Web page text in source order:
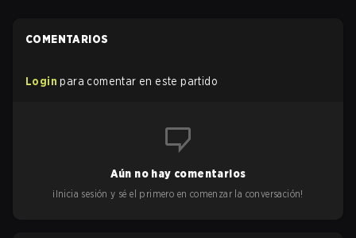
COMENTARIOS
Login para comentar en este partido
Aún no hay comentarios
¡Inicia sesión y sé el primero en comenzar la conversación!